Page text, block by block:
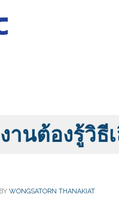
านต้องรู้วิธี
BY WONGSATORN THANAKIAT